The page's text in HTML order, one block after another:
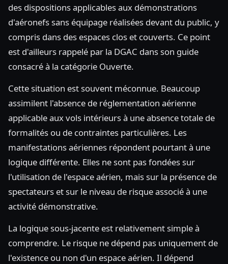
des dispositions applicables aux démonstrations
d'aéronefs sans équipage réalisées devant du public, y
compris dans des espaces clos et couverts. Ce point
est d'ailleurs rappelé par la DGAC dans son guide
consacré à la catégorie Ouverte.
Cette situation est souvent méconnue. Beaucoup
assimilent l'absence de réglementation aérienne
applicable aux vols intérieurs à une absence totale de
formalités ou de contraintes particulières. Les
manifestations aériennes répondent pourtant à une
logique différente. Elles ne sont pas fondées sur
l'utilisation de l'espace aérien, mais sur la présence de
spectateurs et sur le niveau de risque associé à une
activité démonstrative.
La logique sous-jacente est relativement simple à
comprendre. Le risque ne dépend pas uniquement de
l'existence ou non d'un espace aérien. Il dépend